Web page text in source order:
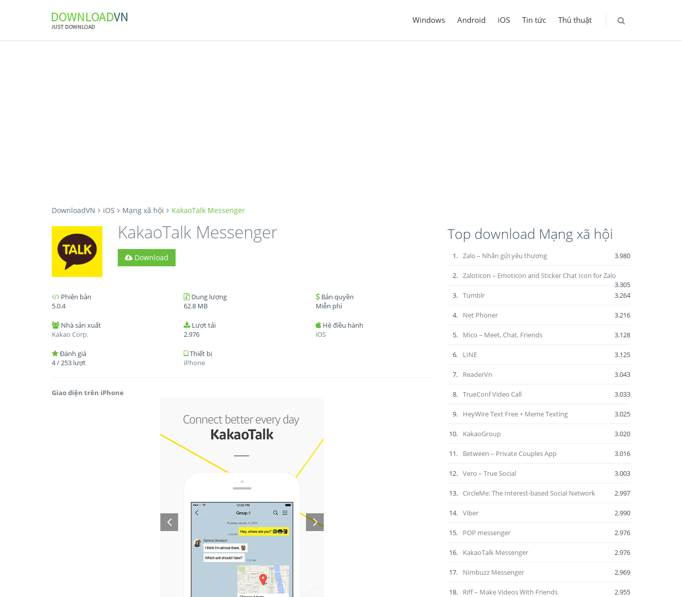
Windows Android iOS Tin tức Thủ thuật
DownloadVN iOS Mạng xã hội KakaoTalk Messenger
KakaoTalk Messenger
Download
Phiên bản
5.0.4
Dung lượng
62.8 MB
Bản quyền
Miễn phí
Nhà sản xuất
Kakao Corp.
Lượt tải
2.976
Hệ điều hành
iOS
Đánh giá
4/253 lượt
Thiết bị
iPhone
Giao diện trên iPhone
Top download Mạng xã hội
1. Zalo – Nhắn gửi yêu thương 3.980
2. Zaloticon – Emoticon and Sticker Chat Icon for Zalo
3.305
3. Tumblr 3.264
4. Net Phoner 3.216
5. Mico – Meet, Chat, Friends 3.128
6. LINE 3.125
7. ReaderVn 3.043
8. TrueConf Video Call 3.033
9. HeyWire Text Free + Meme Texting 3.025
10. KakaoGroup 3.020
11. Between – Private Couples App 3.016
12. Vero – True Social 3.003
13. CircleMe: The Interest-based Social Network 2.997
14. Viber 2.990
15. POP messenger 2.976
16. KakaoTalk Messenger 2.976
17. Nimbuzz Messenger 2.969
18. Riff – Make Videos With Friends 2.955